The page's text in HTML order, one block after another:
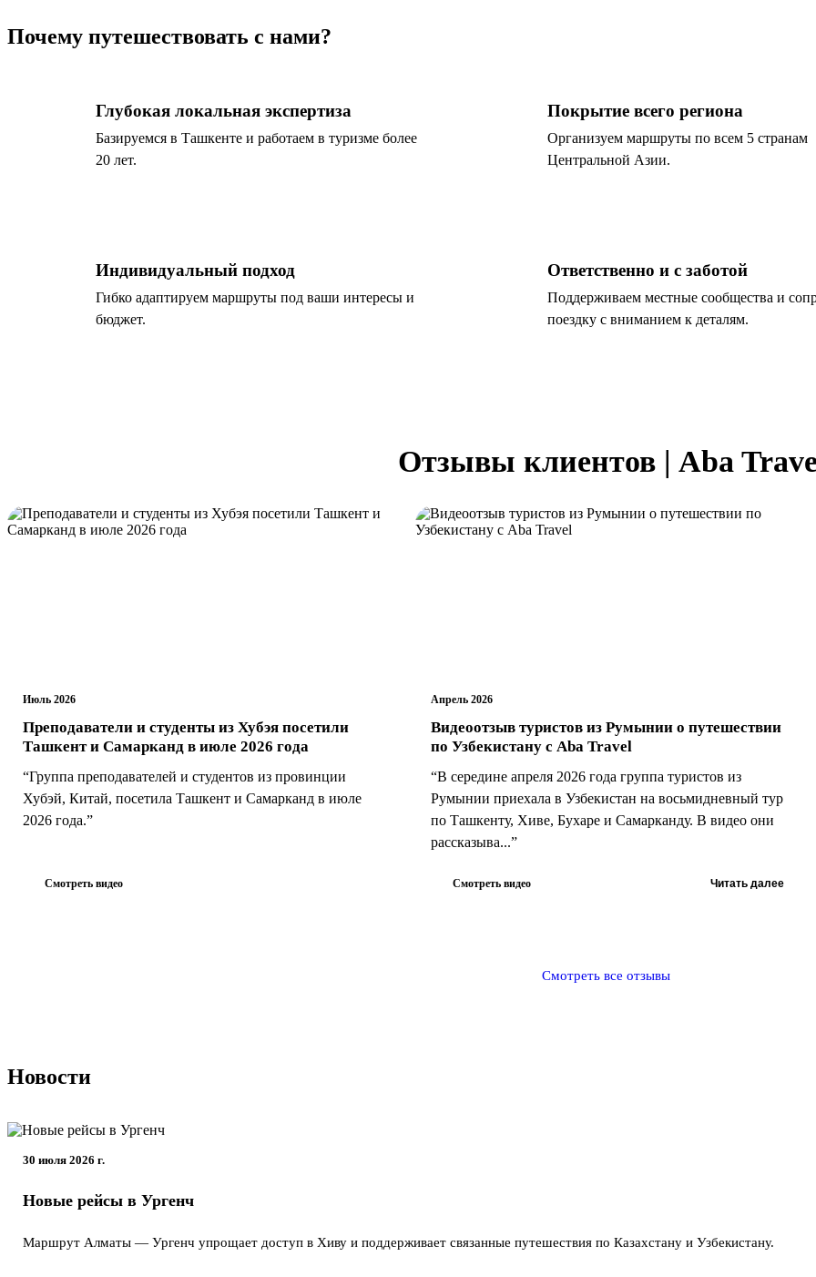
Почему путешествовать с нами?
Глубокая локальная экспертиза
Базируемся в Ташкенте и работаем в туризме более
20 лет.
Покрытие всего региона
Организуем маршруты по всем 5 странам
Центральной Азии.
Индивидуальный подход
Гибко адаптируем маршруты под ваши интересы и
бюджет.
Ответственно и с заботой
Поддерживаем местные сообщества и
поездку с вниманием к деталям.
Отзывы клиентов | Aba
Июль 2026
Преподаватели и студенты из Хубэя посетили
Ташкент и Самарканд в июле 2026 года
“Группа преподавателей и студентов из провинции
Хубэй, Китай, посетила Ташкент и Самарканд в июле
2026 года.”
Смотреть видео
Апрель 2026
Видеоотзыв туристов из Румынии о путешествии
по Узбекистану с Aba Travel
“В середине апреля 2026 года группа туристов из
Румынии приехала в Узбекистан на восьмидневный тур
по Ташкенту, Хиве, Бухаре и Самарканду. В видео они
рассказыва...”
Смотреть видео Читать далее
Смотреть все отзывы
Новости
30 июля 2026 г.
Новые рейсы в Ургенч
Маршрут Алматы — Ургенч упрощает доступ в Хиву и поддерживает связанные путешествия по Казахстану и Узбекистану.